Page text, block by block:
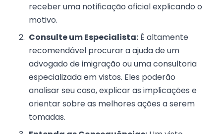
receber uma notificação oficial explicando o
motivo.
Consulte um Especialista: É altamente
recomendável procurar a ajuda de um
advogado de imigração ou uma consultoria
especializada em vistos. Eles poderão
analisar seu caso, explicar as implicações e
orientar sobre as melhores ações a serem
tomadas.